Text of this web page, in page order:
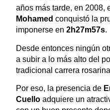
años más tarde, en 2008,
Mohamed conquistó la
imponerse en 2h27m57s.
Desde entonces ningún
a subir a lo más alto del
tradicional carrera
Por eso, la presencia de
Cuelloadquiere un